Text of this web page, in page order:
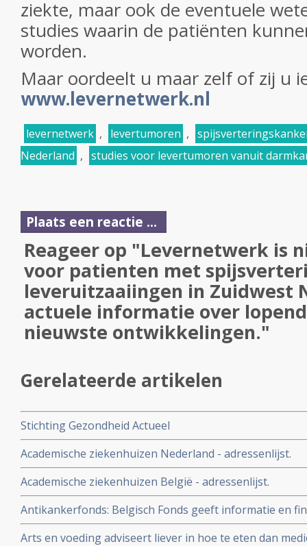
ziekte, maar ook de eventuele
studies waarin de patiënten
worden.
Maar oordeelt u maar zelf of zij u
www.levernetwerk.nl
levernetwerk , levertumoren ,
Nederland , studies voor levertumoren vanuit
Plaats een reactie ...
Reageer op "Levernetwerk is
voor patienten met
leveruitzaaiingen in Zuidwest
actuele informatie over
nieuwste ontwikkelingen."
Gerelateerde artikelen
Stichting Gezondheid Actueel
Academische ziekenhuizen Nederland - adressenlijst.
Academische ziekenhuizen België - adressenlijst.
Antikankerfonds: Belgisch Fonds geeft informatie en
complementaire, niet-toxische middelen en
Arts en voeding adviseert liever in hoe te eten dan